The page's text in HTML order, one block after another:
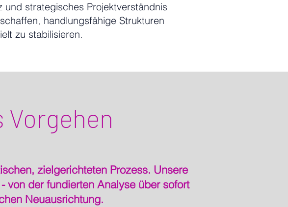
strategisches Projektverständnis
handlungsfähige Strukturen
zu stabilisieren.
zielgerichteten Prozess. Unsere
von der fundierten Analyse über sofort
Neuausrichtung.